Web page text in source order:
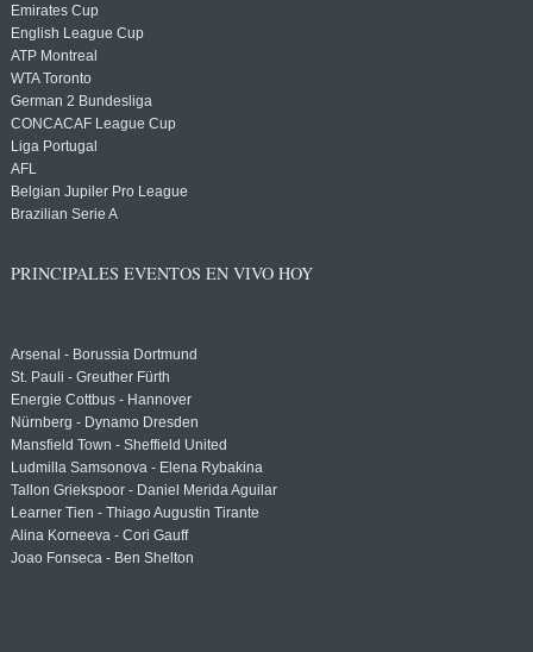
Emirates Cup
English League Cup
ATP Montreal
WTA Toronto
German 2 Bundesliga
CONCACAF League Cup
Liga Portugal
AFL
Belgian Jupiler Pro League
Brazilian Serie A
PRINCIPALES EVENTOS EN VIVO HOY
Arsenal - Borussia Dortmund
St. Pauli - Greuther Fürth
Energie Cottbus - Hannover
Nürnberg - Dynamo Dresden
Mansfield Town - Sheffield United
Ludmilla Samsonova - Elena Rybakina
Tallon Griekspoor - Daniel Merida Aguilar
Learner Tien - Thiago Augustin Tirante
Alina Korneeva - Cori Gauff
Joao Fonseca - Ben Shelton